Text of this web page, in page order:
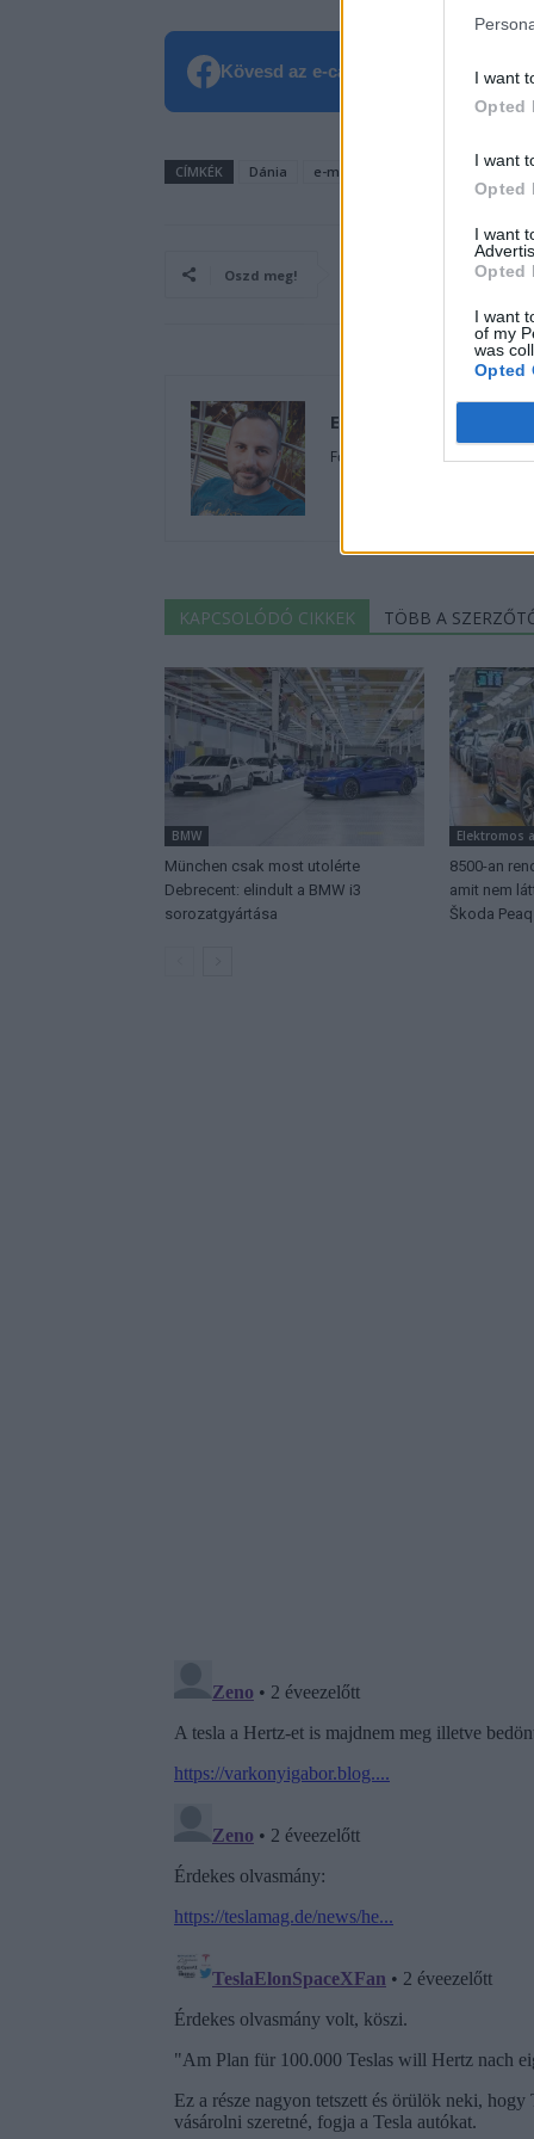
I want
Opted
I want
Opted
I want
Opted
I want
of my
was
Opted
Kövesd az e-cars.hu-t a
CÍMKÉK Dánia e-mobilitás
Oszd meg!
Eriqo
Főállásban Informatikus
KAPCSOLÓDÓ CIKKEK TÖBB A
BMW
München csak most utolérte
Debrecent: elindult a BMW i3
sorozatgyártása
Elektromos
8500-an
amit nem
Škoda